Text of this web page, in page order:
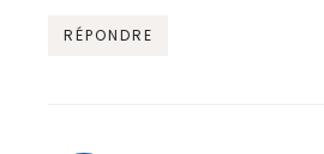
RÉPONDRE